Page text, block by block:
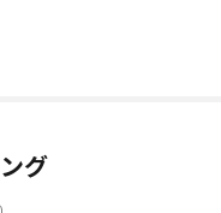
用することで電気刺激
ーニングを行うこと
グ